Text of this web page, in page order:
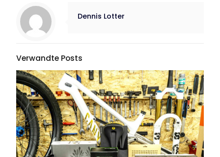
Dennis Lotter
Verwandte Posts